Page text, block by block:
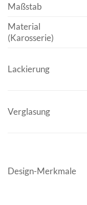
Maßstab
Material
(Karosserie)
Lackierung
Verglasung
Design-Merkmale